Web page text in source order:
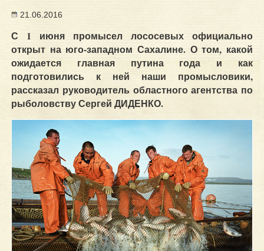
21.06.2016
С 1 июня промысел лососевых официально
открыт на юго-западном Сахалине. О том, какой
ожидается главная путина года и как
подготовились к ней наши промысловики,
рассказал руководитель областного агентства по
рыболовству Сергей ДИДЕНКО.